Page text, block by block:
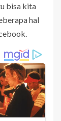
bisa kita
hal